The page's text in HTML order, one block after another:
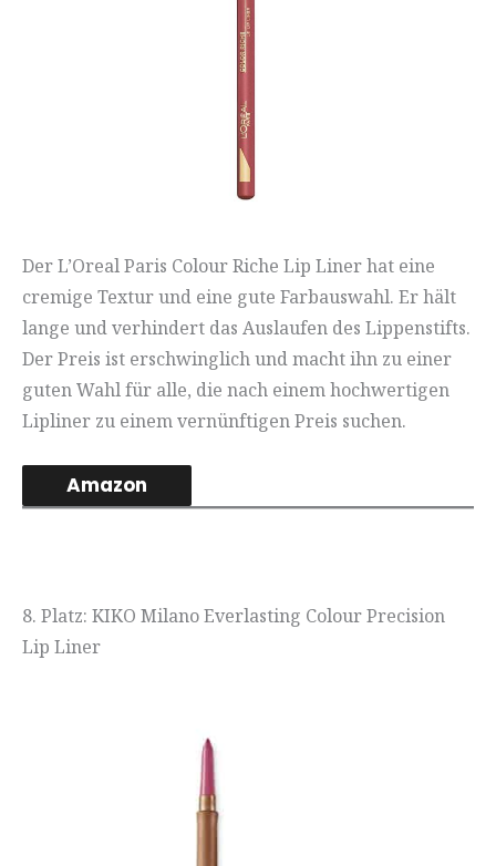
Der L’Oreal Paris Colour Riche Lip Liner hat eine
cremige Textur und eine gute Farbauswahl. Er hält
lange und verhindert das Auslaufen des Lippenstifts.
Der Preis ist erschwinglich und macht ihn zu einer
guten Wahl für alle, die nach einem hochwertigen
Lipliner zu einem vernünftigen Preis suchen.
Amazon
8. Platz: KIKO Milano Everlasting Colour Precision
Lip Liner